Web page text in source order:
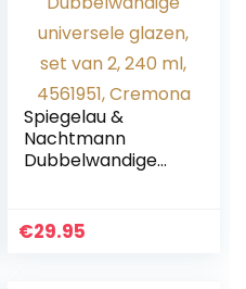
Spiegelau &
Nachtmann
Dubbelwandige
4561951, Cremona
€29.95